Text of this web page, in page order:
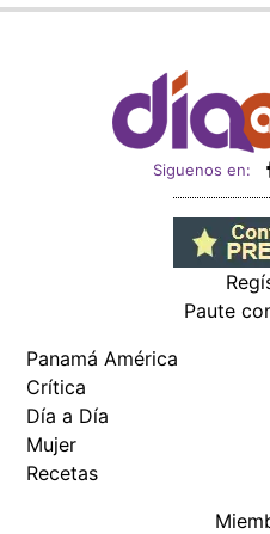
Siguenos en:
Paute
Panamá América
Crítica
Día a Día
Mujer
Recetas